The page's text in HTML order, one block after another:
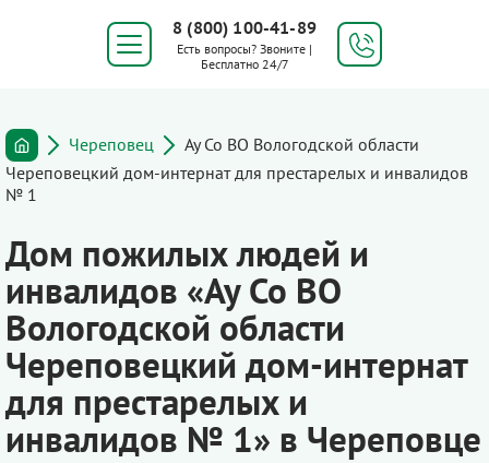
8 (800) 100-41-89
Есть вопросы? Звоните |
Бесплатно 24/7
Череповец
Ау Со ВО Вологодской области
Череповецкий дом-интернат для престарелых и инвалидов
№ 1
Дом пожилых людей и
инвалидов «Ау Со ВО
Вологодской области
Череповецкий дом-интернат
для престарелых и
инвалидов № 1» в Череповце